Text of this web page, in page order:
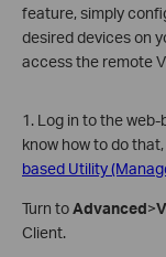
feature, simply
desired devices on
access the remote
1. Log in to the
know how to do
based Utility
Turn toAdvanced>
Client.